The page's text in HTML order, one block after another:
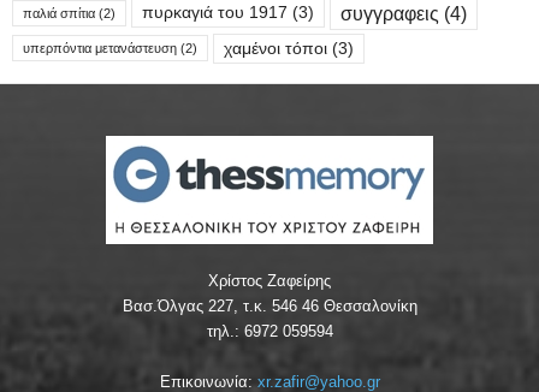
παλιά σπίτια (2) πυρκαγιά του 1917 (3) συγγραφεις (4)
υπερπόντια μετανάστευση (2) χαμένοι τόποι (3)
Χρίστος Ζαφείρης
Βασ.Όλγας 227, τ.κ. 546 46 Θεσσαλονίκη
τηλ.: 6972 059594
Επικοινωνία: xr.zafir@yahoo.gr